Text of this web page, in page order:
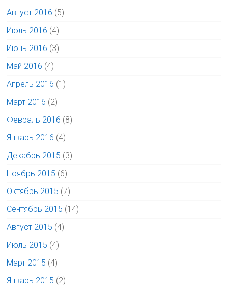
Август 2016 (5)
Июль 2016 (4)
Июнь 2016 (3)
Май 2016 (4)
Апрель 2016 (1)
Март 2016 (2)
Февраль 2016 (8)
Январь 2016 (4)
Декабрь 2015 (3)
Ноябрь 2015 (6)
Октябрь 2015 (7)
Сентябрь 2015 (14)
Август 2015 (4)
Июль 2015 (4)
Март 2015 (4)
Январь 2015 (2)